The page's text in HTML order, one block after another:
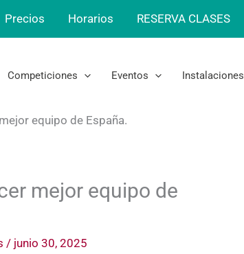
Precios Horarios RESERVA CLASES
Competiciones Eventos Instalaciones
equipo de España.
mejor equipo de
/ junio 30, 2025